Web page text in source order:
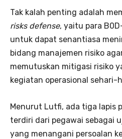
Tak kalah penting adalah
risks defense, yaitu para
untuk dapat senantiasa
bidang manajemen risiko
memutuskan mitigasi risiko
kegiatan operasional sehari-
Menurut Lutfi, ada tiga lapis
terdiri dari pegawai sebagai
yang menangani persoalan